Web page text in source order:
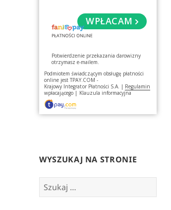
WPŁACAM
Potwierdzenie przekazania darowizny
otrzymasz e-mailem.
Podmiotem świadczącym obsługę płatności
online jestTPAY.COM -
Krajowy Integrator Płatności S.A. | Regulamin
wpłacającego | Klauzula informacyjna
WYSZUKAJ NA STRONIE
Szukaj: